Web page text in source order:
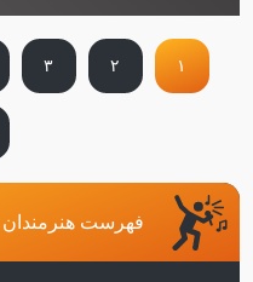
۱ ۲ ۳
فهرست هنرمندان